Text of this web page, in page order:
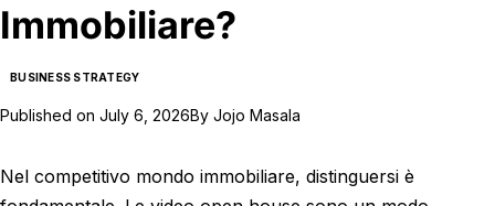
Immobiliare?
BUSINESS STRATEGY
Published on July 6, 2026By Jojo Masala
Nel competitivo mondo immobiliare, distinguersi è